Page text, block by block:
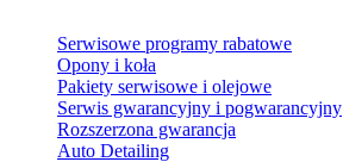
Serwisowe programy rabatowe
Opony i koła
Pakiety serwisowe i olejowe
Serwis gwarancyjny i pogwarancyjny
Rozszerzona gwarancja
Auto Detailing